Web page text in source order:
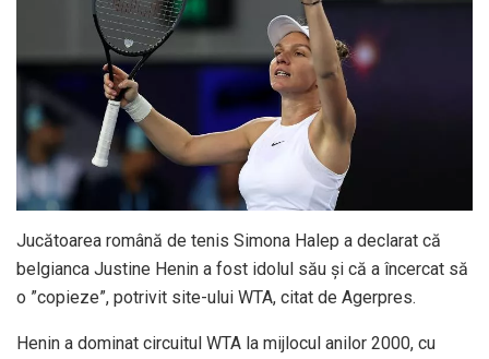
Jucătoarea română de tenis Simona Halep a declarat că
belgianca Justine Henin a fost idolul său şi că a încercat să
o ”copieze”, potrivit site-ului WTA, citat de Agerpres.
Henin a dominat circuitul WTA la mijlocul anilor 2000, cu